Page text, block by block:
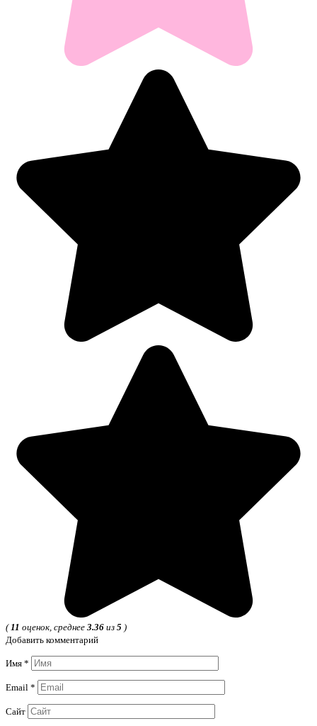
( 11 оценок, среднее 3.36 из 5 )
Добавить комментарий
Имя *
Email *
Сайт